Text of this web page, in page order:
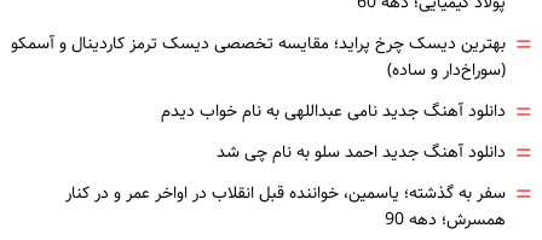
= بهترین دیسک چرخ پراید؛ مقایسه تخصصی دیسک ترمز کاردینال و آسمکو
(سوراخ‌دار و ساده)
= دانلود آهنگ جدید نامی عبداللهی به نام خواب دیدم
= دانلود آهنگ جدید احمد سلو به نام چی شد
= سفر به گذشته؛ یاسمین، خواننده قبل انقلاب در اواخر عمر و در کنار
همسرش؛ دهه 90